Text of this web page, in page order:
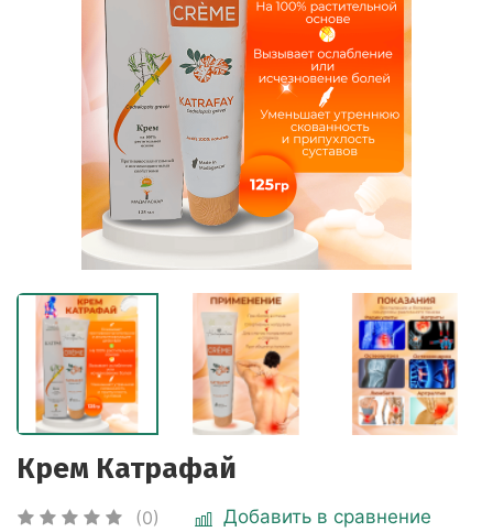
Крем Катрафай
(0)
Добавить в сравнение